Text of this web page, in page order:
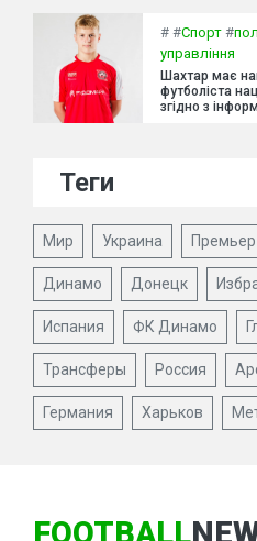
# #Спорт #
управління
Шахтар має
футболіста
згідно з
Теги
Мир Украина
Динамо Донецк
Испания ФК Динамо
Трансферы Россия
Германия Харьков
FOOTBALL